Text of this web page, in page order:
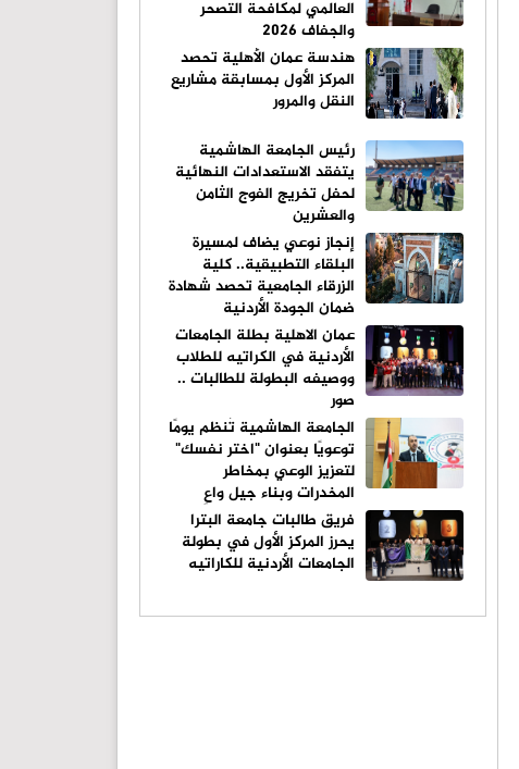
العالمي لمكافحة التصحر
والجفاف 2026
هندسة عمان الأهلية تحصد
المركز الأول بمسابقة مشاريع
النقل والمرور
رئيس الجامعة الهاشمية
يتفقد الاستعدادات النهائية
لحفل تخريج الفوج الثامن
والعشرين
إنجاز نوعي يضاف لمسيرة
البلقاء التطبيقية.. كلية
الزرقاء الجامعية تحصد شهادة
ضمان الجودة الأردنية
عمان الاهلية بطلة الجامعات
الأردنية في الكراتيه للطلاب
ووصيفه البطولة للطالبات ..
صور
الجامعة الهاشمية تُنظم يومًا
توعويًا بعنوان "اختر نفسك"
لتعزيز الوعي بمخاطر
المخدرات وبناء جيل واعٍ
فريق طالبات جامعة البترا
يحرز المركز الأول في بطولة
الجامعات الأردنية للكاراتيه